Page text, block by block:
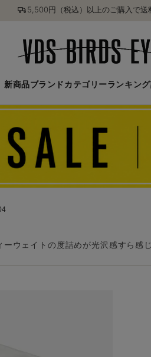
5,500円（税込）以上のご購入で送
新商品ブランド カテゴリーランキング
ーウェイトの度詰めが光沢感すら感